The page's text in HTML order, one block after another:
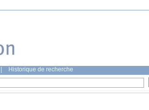
Historique de recherche